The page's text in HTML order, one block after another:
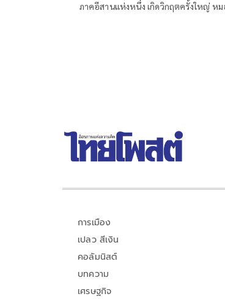
ภาคอีสานแห่งหนึ่ง เกิดวิกฤตครั้งใหญ่ ห
การเมือง
เปลว สีเงิน
คอลัมนิสต์
บทความ
เศรษฐกิจ